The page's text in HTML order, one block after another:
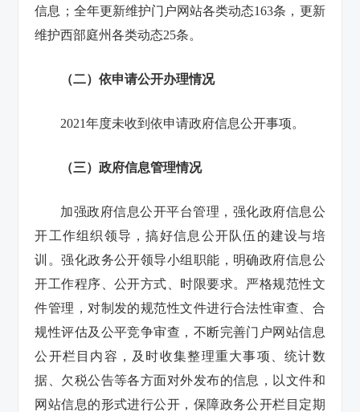
信息；全年更新维护门户网站各类动态163条，更新
维护西部庭州各类动态25条。
（二）依申请公开办理情况
2021年度未收到依申请政府信息公开事项。
（三）政府信息管理情况
加强政府信息公开平台管理，强化政府信息公
开工作组织领导，搞好信息公开队伍的建设与培
训。强化政务公开领导小组职能，明确政府信息公
开工作程序、公开方式、时限要求。严格规范性文
件管理，对制发的规范性文件进行合法性审查、合
规性评估及公平竞争审查，不断完善门户网站信息
公开栏目内容，及时收集整理重大事项、统计数
据、欠税公告等各方面对外发布的信息，以文件和
网站信息的形式进行公开，保障政务公开栏目定期